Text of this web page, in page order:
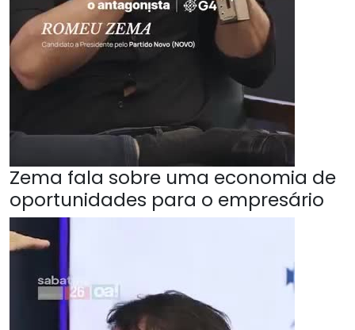
Zema fala sobre uma economia de
oportunidades para o empresário